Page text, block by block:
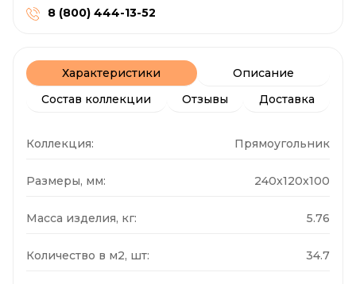
8 (800) 444-13-52
Характеристики
Описание
Состав коллекции
Отзывы Доставка
Коллекция: Прямоугольник
Размеры, мм: 240x120x100
Масса изделия, кг: 5.76
Количество в м2, шт: 34.7